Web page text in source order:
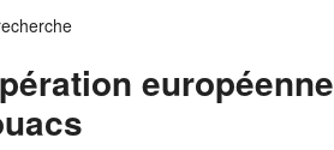
européenne